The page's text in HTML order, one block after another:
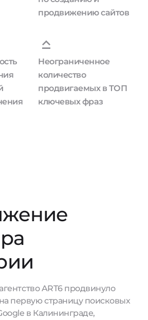
продвижению сайтов
Неограниченное
количество
продвигаемых в ТОП
ключевых фраз
ART6 продвинуло
первую страницу поисковых
в Калининграде,